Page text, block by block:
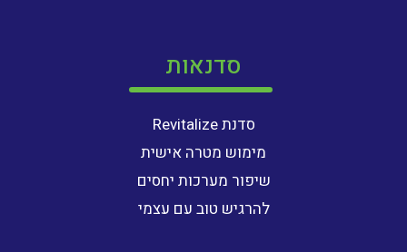
סדנאות
סדנת Revitalize
מימוש מטרה אישית
שיפור מערכות יחסים
להרגיש טוב עם עצמי